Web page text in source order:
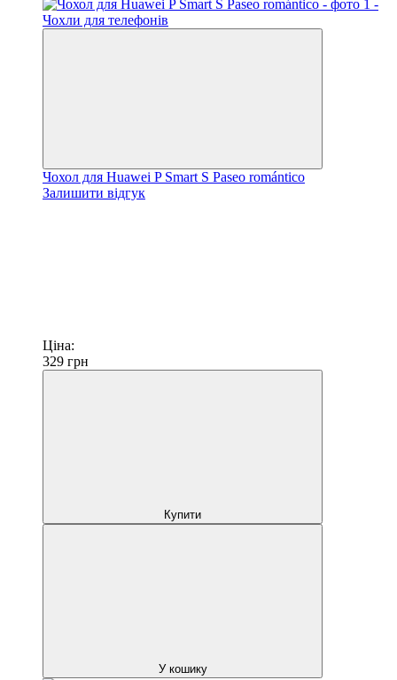
Чохол для Huawei P Smart S Paseo romántico
Залишити відгук
Ціна:
329 грн
Купити
У кошику